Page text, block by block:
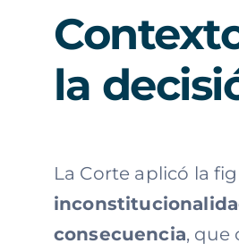
la
La Corte aplicó la
consecuencia, que